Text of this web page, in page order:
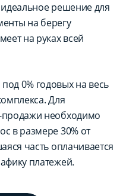
решение для
на берегу
на руках всей
0% годовых на весь
Для
продажи необходимо
в размере 30% от
часть оплачивается
платежей.